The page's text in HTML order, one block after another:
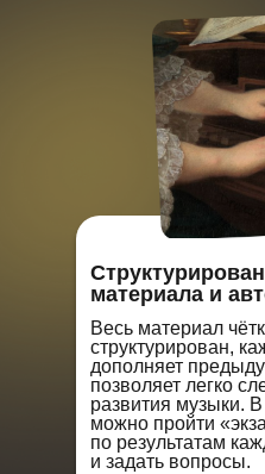
материала и
Весь материал
структурирован,
дополняет
позволяет легко
развития музыки.
можно пройти
по результатам
и задать вопросы.